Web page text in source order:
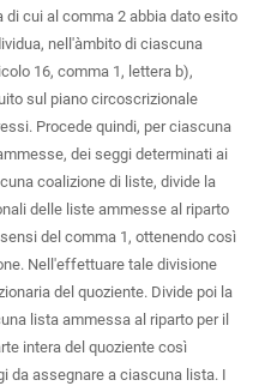
di cui al comma 2 abbia dato esito
nell'àmbito di ciascuna
16, comma 1, lettera b),
sul piano circoscrizionale
Procede quindi, per ciascuna
dei seggi determinati ai
coalizione di liste, divide la
delle liste ammesse al riparto
del comma 1, ottenendo così
Nell'effettuare tale divisione
del quoziente. Divide poi la
lista ammessa al riparto per il
intera del quoziente così
da assegnare a ciascuna lista. I